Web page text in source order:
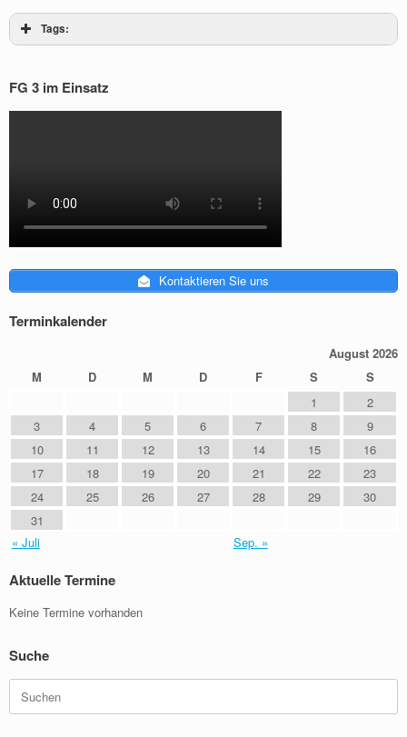
Tags:
FG 3 im Einsatz
Kontaktieren Sie uns
Terminkalender
August 2026
M
D M D F S
S
1
2
3
4 5 6 7 8
9
10
11 12 13 14 15
16
17
18 19 20 21 22
23
24
25 26 27 28 29
30
31
« Juli
Sep. »
Aktuelle Termine
Keine Termine vorhanden
Suche
Suchen
nach: